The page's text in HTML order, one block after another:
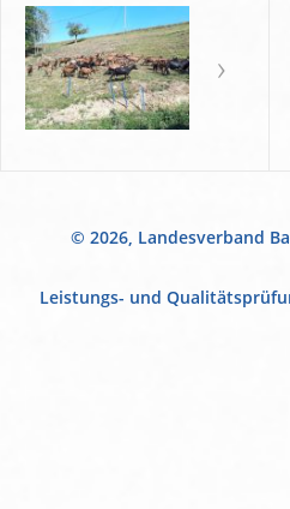
© 2026, Landesverband
Leistungs- und